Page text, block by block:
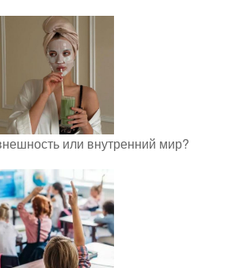
или внутренний мир?